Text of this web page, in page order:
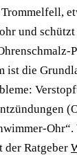
und
ist die
Ohr“.
der Ratgeber